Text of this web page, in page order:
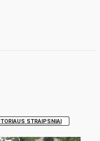
STRAIPSNIAI